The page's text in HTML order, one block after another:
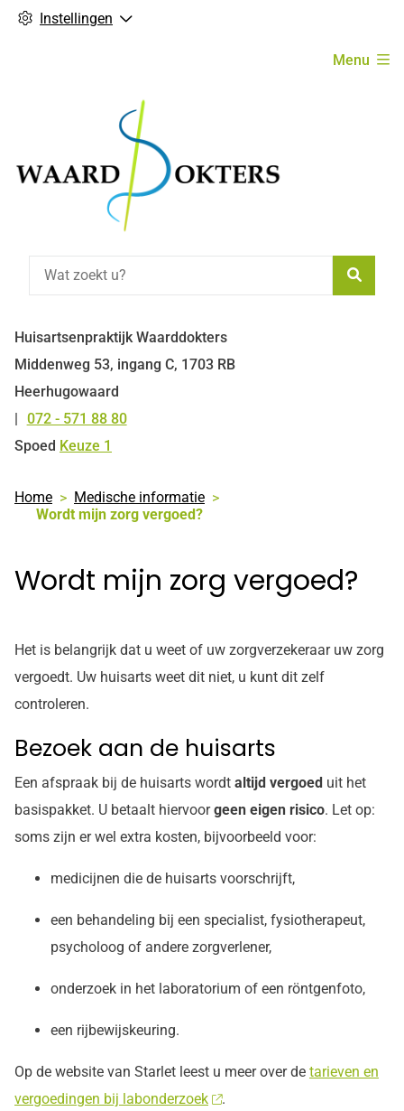
Instellingen
Menu
Huisartsenpraktijk Waarddokters
Middenweg 53, ingang C, 1703 RB
Heerhugowaard
Tel:
072 - 571 88 80
Spoed Keuze 1
Home
Medische informatie
Wordt mijn zorg vergoed?
Wordt mijn zorg vergoed?
Het is belangrijk dat u weet of uw zorgverzekeraar uw zorg
vergoedt. Uw huisarts weet dit niet, u kunt dit zelf
controleren.
Bezoek aan de huisarts
Een afspraak bij de huisarts wordt altijd vergoed uit het
basispakket. U betaalt hiervoorgeen eigen risico. Let op:
soms zijn er wel extra kosten, bijvoorbeeld voor:
medicijnen die de huisarts voorschrijft,
een behandeling bij een specialist, fysiotherapeut,
psycholoog of andere zorgverlener,
onderzoek in het laboratorium of een röntgenfoto,
een rijbewijskeuring.
Op de website van Starlet leest u meer over de tarieven en
vergoedingen bij labonderzoek
.